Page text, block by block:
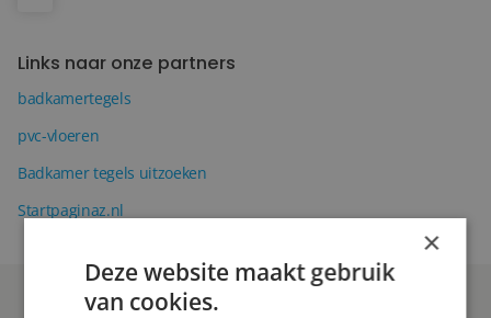
Links naar onze partners
badkamertegels
pvc-vloeren
Badkamer tegels uitzoeken
Startpaginaz.nl
×
Deze website maakt gebruik
van cookies.